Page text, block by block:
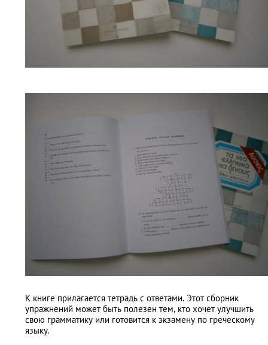
К книге прилагается тетрадь с ответами. Этот сборник
упражнений может быть полезен тем, кто хочет улучшить
свою грамматику или готовится к экзамену по греческому
языку.